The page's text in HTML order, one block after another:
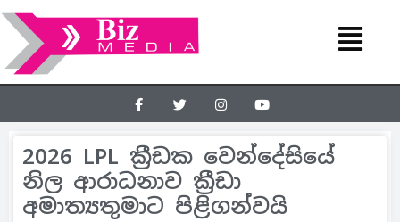
2026 LPL ක්‍රීඩක වෙන්දේසියේ
නිල ආරාධනාව ක්‍රීඩා
අමාත්‍යතුමාට පිළිගන්වයි